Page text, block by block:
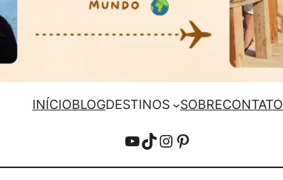
INÍCIOBLOGDESTINOS SOBRECONTATO
YouTube
TikTok
Instagram
Pinterest